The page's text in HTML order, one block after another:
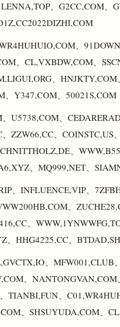
、G2CC,COM
、
、CL,VXBDW,COM、
、
、Y347,COM、50021S,COM
U5738,COM、
ZZW66,CC、
、
、MQ999,NET、
、INFLUENCE,VIP、
、
、
HHG4225,CC、
、MFW001,CLUB
、
TIANBI,FUN、
、SHSUYUDA,COM、